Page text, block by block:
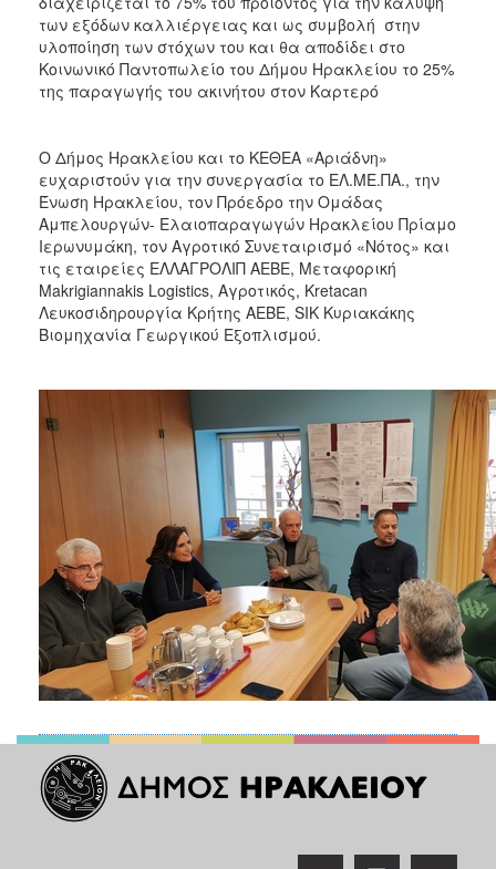
των εξόδων καλλιέργειας και ως συμβολή στην
υλοποίηση των στόχων του και θα αποδίδει στο
Κοινωνικό Παντοπωλείο του Δήμου Ηρακλείου το 25%
της παραγωγής του ακινήτου στον Καρτερό
Ο Δήμος Ηρακλείου και το ΚΕΘΕΑ «Αριάδνη»
ευχαριστούν για την συνεργασία το ΕΛ.ΜΕ.ΠΑ., την
Ένωση Ηρακλείου, τον Πρόεδρο την Ομάδας
Αμπελουργών- Ελαιοπαραγωγών Ηρακλείου Πρίαμο
Ιερωνυμάκη, τον Αγροτικό Συνεταιρισμό «Νότος» και
τις εταιρείες ΕΛΛΑΓΡΟΛΙΠ ΑΕΒΕ, Μεταφορική
Μakrigiannakis Logistics, Αγροτικός, Kretacan
Λευκοσιδηρουργία Κρήτης ΑΕΒΕ, SIK Kυριακάκης
Βιομηχανία Γεωργικού Εξοπλισμού.